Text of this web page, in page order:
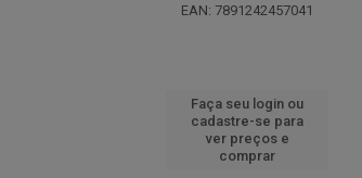
EAN: 7891242457041
Faça seu login ou
cadastre-se para
ver preços e
comprar